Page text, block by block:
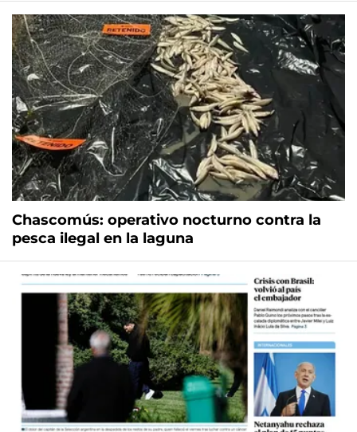
Chascomús: operativo nocturno contra la
pesca ilegal en la laguna